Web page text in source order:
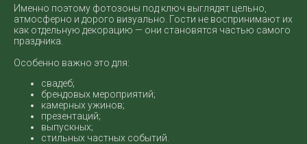
Именно поэтому фотозоны под ключ выглядят цельно,
атмосферно и дорого визуально. Гости не воспринимают их
как отдельную декорацию — они становятся частью самого
праздника.
Особенно важно это для:
свадеб;
брендовых мероприятий;
камерных ужинов;
презентаций;
выпускных;
стильных частных событий.